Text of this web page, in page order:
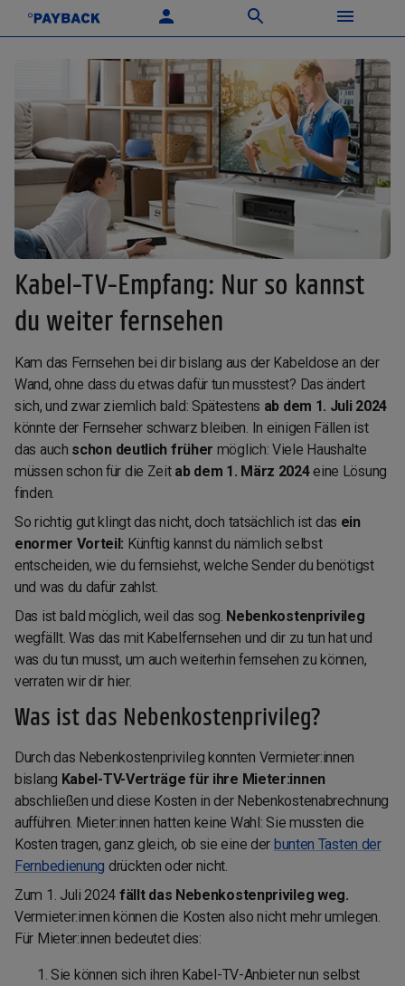
Kabel-TV-Empfang: Nur so kannst
du weiter fernsehen
Kam das Fernsehen bei dir bislang aus der Kabeldose an der
Wand, ohne dass du etwas dafür tun musstest? Das ändert
sich, und zwar ziemlich bald: Spätestens ab dem 1. Juli 2024
könnte der Fernseher schwarz bleiben. In einigen Fällen ist
das auch schon deutlich früher möglich: Viele Haushalte
müssen schon für die Zeit ab dem 1. März 2024eine Lösung
finden.
So richtig gut klingt das nicht, doch tatsächlich ist das ein
enormer Vorteil: Künftig kannst du nämlich selbst
entscheiden, wie du fernsiehst, welche Sender du benötigst
und was du dafür zahlst.
Das ist bald möglich, weil das sog. Nebenkostenprivileg
wegfällt. Was das mit Kabelfernsehen und dir zu tun hat und
was du tun musst, um auch weiterhin fernsehen zu können,
verraten wir dir hier.
Was ist das Nebenkostenprivileg?
Durch das Nebenkostenprivileg konnten Vermieter:innen
bislang Kabel-TV-Verträge für ihre Mieter:innen
abschließen und diese Kosten in der Nebenkostenabrechnung
aufführen. Mieter:innen hatten keine Wahl: Sie mussten die
Kosten tragen, ganz gleich, ob sie eine der bunten Tasten der
Fernbedienung drückten oder nicht.
Zum 1. Juli 2024 fällt das Nebenkostenprivileg weg.
Vermieter:innen können die Kosten also nicht mehr umlegen.
Für Mieter:innen bedeutet dies:
Sie können sich ihren Kabel-TV-Anbieter nun selbst